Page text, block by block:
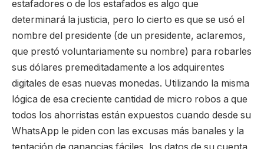
estafadores o de los estafados es algo que
determinará la justicia, pero lo cierto es que se usó el
nombre del presidente (de un presidente, aclaremos,
que prestó voluntariamente su nombre) para robarles
sus dólares premeditadamente a los adquirentes
digitales de esas nuevas monedas. Utilizando la misma
lógica de esa creciente cantidad de micro robos a que
todos los ahorristas están expuestos cuando desde su
WhatsApp le piden con las excusas más banales y la